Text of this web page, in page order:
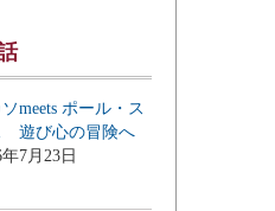
meets ポール・ス
遊び心の冒険へ
年7月23日